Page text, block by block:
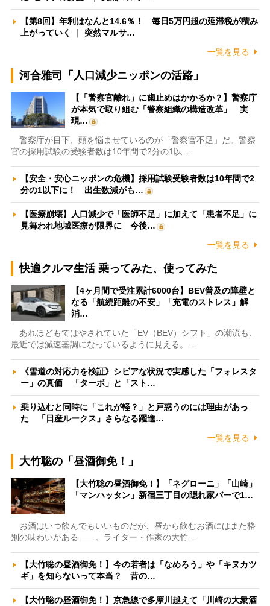
【第8回】年利はなんと14.6％！ 毎日5万円超の延滞税が積み
上がっていく ｜ 突然マルサ…
一覧を見る
河合雅司「人口減少ニッポンの活路」
【「警察官離れ」に歯止めはかかるか？】警察庁
が本気で取り組む「警察組織の構造改革」 実
現…
警察庁が目下、頭を悩ませているのが「警察官不足」だ。警察
官の採用試験の受験者数は10年間で2分の1以…
【安全・安心ニッポンの危機】採用試験受験者数は10年間で2
分の1以下に！ 出生数減がも…
【医療崩壊】人口減少で「医師不足」に加えて「患者不足」に
見舞われ地域医療が限界に 今後…
一覧を見る
快適クルマ生活 乗ってみた、使ってみた
【4ヶ月間で受注累計6000台】BEV普及の障壁と
なる「航続距離の不安」「充電のストレス」解
消…
あれほどもてはやされていた「EV（BEV）シフト」の潮流も、
最近では減速基調になっているように見える。…
《雪道の対応力を検証》シビアな状況で実感した「フォレスタ
ー」の真価 「ターボ」と「スト…
乗り込むと同時に「これが軽？」と戸惑うのには理由があっ
た 「日産ルークス」さらなる躍進…
一覧を見る
大竹聡の「昼酒御免！」
【大竹聡の昼酒御免！】「ネグローニ」「山崎」
「マンハッタン」新宿三丁目の隠れ家バーで1…
お酒はいつ飲んでもいいものだが、昼から飲むお酒にはまた格
別の味わいがある――。ライター・作家の大竹…
【大竹聡の昼酒御免！】今の若者は「なめろう」や「キヌカツ
ギ」を知らないって本当？ 昔の…
【大竹聡の昼酒御免！】京急線で多摩川越えて「川崎の大衆酒